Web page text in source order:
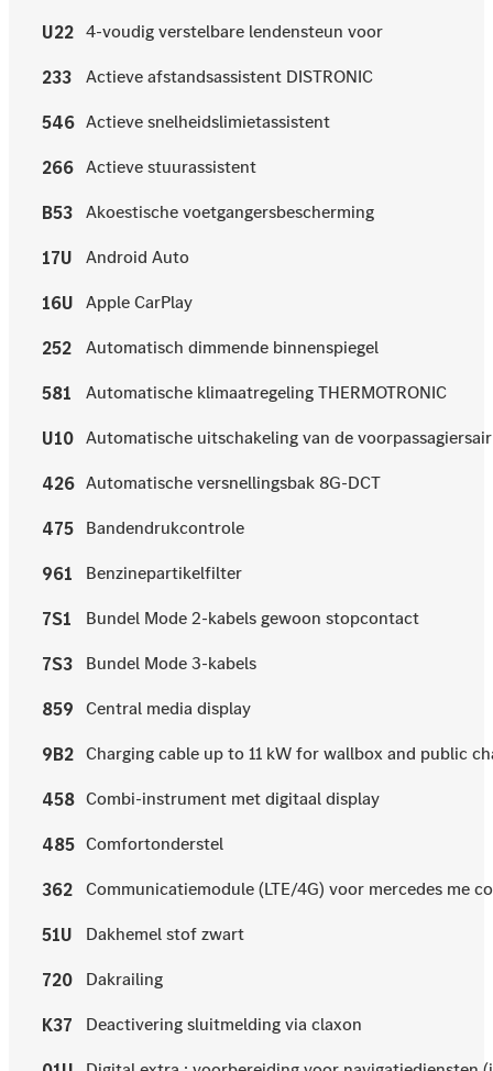
U22 4-voudig verstelbare lendensteun voor
233 Actieve afstandsassistent DISTRONIC
546 Actieve snelheidslimietassistent
266 Actieve stuurassistent
B53 Akoestische voetgangersbescherming
17U Android Auto
16U Apple CarPlay
252 Automatisch dimmende binnenspiegel
581 Automatische klimaatregeling THERMOTRONIC
U10 Automatische uitschakeling van de
426 Automatische versnellingsbak 8G-DCT
475 Bandendrukcontrole
961 Benzinepartikelfilter
7S1 Bundel Mode 2-kabels gewoon stopcontact
7S3 Bundel Mode 3-kabels
859 Central media display
9B2 Charging cable up to 11 kW for wallbox and public
458 Combi-instrument met digitaal display
485 Comfortonderstel
362 Communicatiemodule (LTE/4G) voor mercedes me
51U Dakhemel stof zwart
720 Dakrailing
K37 Deactivering sluitmelding via claxon